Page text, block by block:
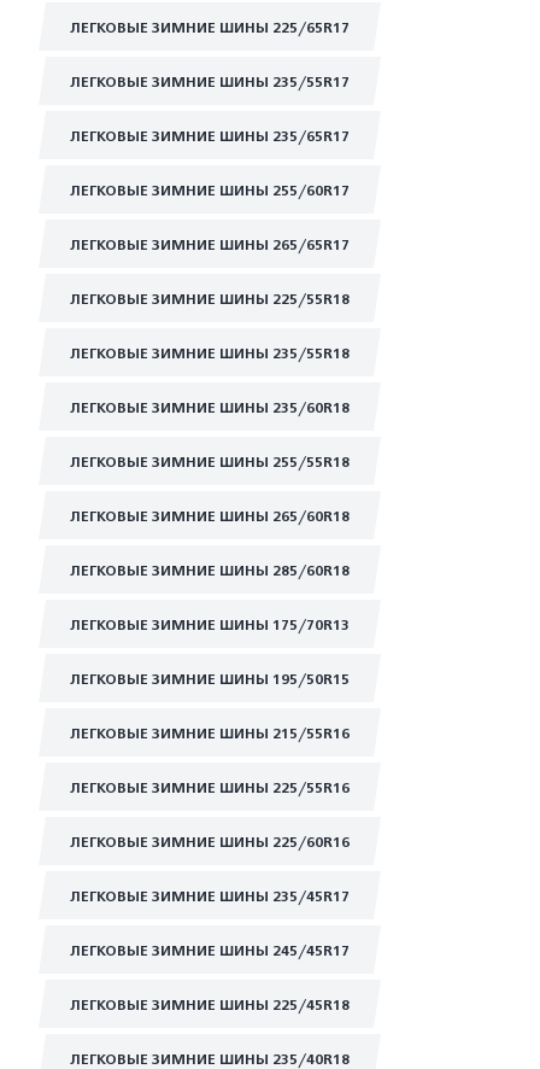
ЛЕГКОВЫЕ ЗИМНИЕ ШИНЫ 225/65R17
ЛЕГКОВЫЕ ЗИМНИЕ ШИНЫ 235/55R17
ЛЕГКОВЫЕ ЗИМНИЕ ШИНЫ 235/65R17
ЛЕГКОВЫЕ ЗИМНИЕ ШИНЫ 255/60R17
ЛЕГКОВЫЕ ЗИМНИЕ ШИНЫ 265/65R17
ЛЕГКОВЫЕ ЗИМНИЕ ШИНЫ 225/55R18
ЛЕГКОВЫЕ ЗИМНИЕ ШИНЫ 235/55R18
ЛЕГКОВЫЕ ЗИМНИЕ ШИНЫ 235/60R18
ЛЕГКОВЫЕ ЗИМНИЕ ШИНЫ 255/55R18
ЛЕГКОВЫЕ ЗИМНИЕ ШИНЫ 265/60R18
ЛЕГКОВЫЕ ЗИМНИЕ ШИНЫ 285/60R18
ЛЕГКОВЫЕ ЗИМНИЕ ШИНЫ 175/70R13
ЛЕГКОВЫЕ ЗИМНИЕ ШИНЫ 195/50R15
ЛЕГКОВЫЕ ЗИМНИЕ ШИНЫ 215/55R16
ЛЕГКОВЫЕ ЗИМНИЕ ШИНЫ 225/55R16
ЛЕГКОВЫЕ ЗИМНИЕ ШИНЫ 225/60R16
ЛЕГКОВЫЕ ЗИМНИЕ ШИНЫ 235/45R17
ЛЕГКОВЫЕ ЗИМНИЕ ШИНЫ 245/45R17
ЛЕГКОВЫЕ ЗИМНИЕ ШИНЫ 225/45R18
ЛЕГКОВЫЕ ЗИМНИЕ ШИНЫ 235/40R18